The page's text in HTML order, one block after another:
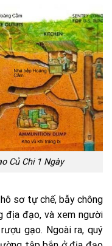
Củ Chi 1 Ngày
sơ tự chế, bẫy chông
địa đạo, và xem người
gạo. Ngoài ra, quý